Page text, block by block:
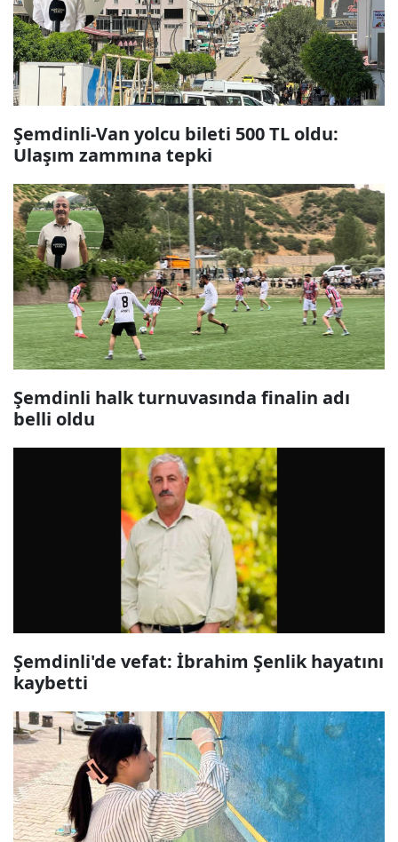
Şemdinli-Van yolcu bileti 500 TL oldu:
Ulaşım zammına tepki
Şemdinli halk turnuvasında finalin adı
belli oldu
Şemdinli'de vefat: İbrahim Şenlik hayatını
kaybetti